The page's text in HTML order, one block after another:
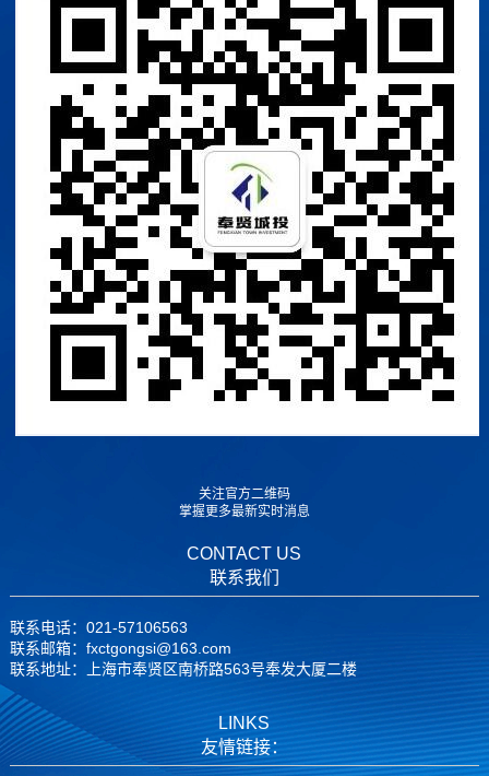
关注官方二维码
掌握更多最新实时消息
CONTACT US
联系我们
联系电话：021-57106563
联系邮箱：fxctgongsi@163.com
联系地址：上海市奉贤区南桥路563号奉发大厦二楼
LINKS
友情链接：